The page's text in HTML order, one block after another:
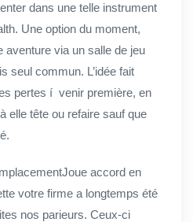
dans une telle instrument
Une option du moment,
aventure via un salle de jeu
seul commun. L’idée fait
pertes í venir première, en
elle tête ou refaire sauf que
Joue accord en
votre firme a longtemps été
nos parieurs. Ceux-ci